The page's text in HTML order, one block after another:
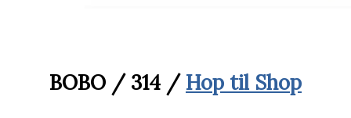
BOBO / 314 / Hop til Shop